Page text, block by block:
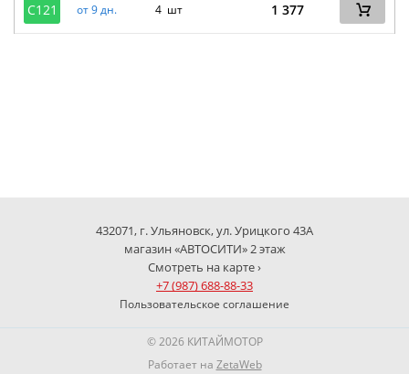
C121 от 9 дн. 4 шт 1 377
432071, г. Ульяновск, ул. Урицкого 43А
магазин «АВТОСИТИ» 2 этаж
Смотреть на карте ›
+7 (987) 688-88-33
Пользовательское соглашение
© 2026 КИТАЙМОТОР
Работает на ZetaWeb